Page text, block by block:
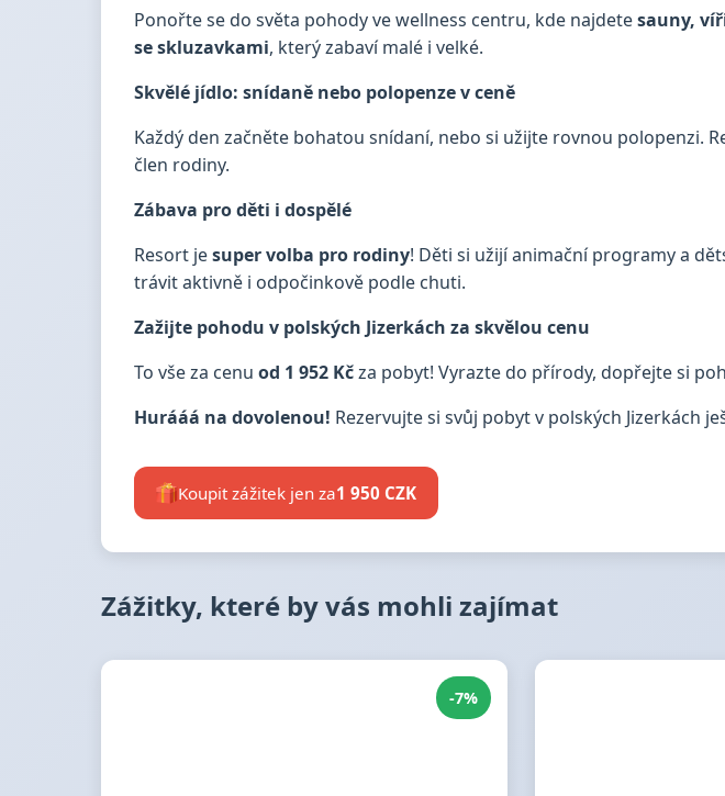
Ponořte se do světa pohody ve wellness centru, kde najdetesauny,
se skluzavkami, který zabaví malé i velké.
Skvělé jídlo: snídaně nebo polopenze v ceně
Každý den začněte bohatou snídaní, nebo si užijte rovnou polopenzi.
člen rodiny.
Zábava pro děti i dospělé
Resort jesuper volba pro rodiny! Děti si užijí animační programy a
trávit aktivně i odpočinkově podle chuti.
Zažijte pohodu v polských Jizerkách za skvělou cenu
To vše za cenu od 1 952 Kčza pobyt! Vyrazte do přírody, dopřejte si
Hurááá na dovolenou! Rezervujte si svůj pobyt v polských Jizerkách
Koupit zážitek jen za1 950 CZK
Zážitky, které by vás mohli zajímat
-7%